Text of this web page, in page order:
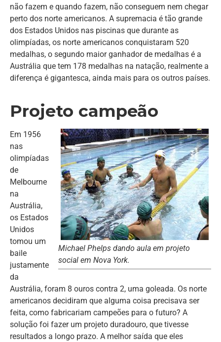
não fazem e quando fazem, não conseguem nem chegar
perto dos norte americanos. A supremacia é tão grande
dos Estados Unidos nas piscinas que durante as
olimpíadas, os norte americanos conquistaram 520
medalhas, o segundo maior ganhador de medalhas é a
Austrália que tem 178 medalhas na natação, realmente a
diferença é gigantesca, ainda mais para os outros países.
Projeto campeão
Michael Phelps dando aula em projeto
social em Nova York.
Em 1956
nas
olimpíadas
de
Melbourne
na
Austrália,
os Estados
Unidos
tomou um
baile
justamente
da
Austrália, foram 8 ouros contra 2, uma goleada. Os norte
americanos decidiram que alguma coisa precisava ser
feita, como fabricariam campeões para o futuro? A
solução foi fazer um projeto duradouro, que tivesse
resultados a longo prazo. A melhor saída que eles